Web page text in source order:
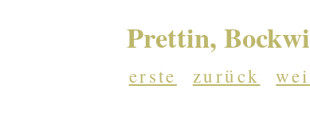
Prettin,
erste zurück